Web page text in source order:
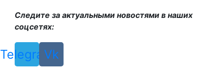
Следите за актуальными новостями в наших
соцсетях:
Telegram
Vk